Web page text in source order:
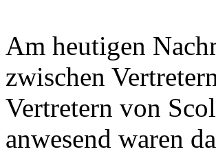
Am heutigen
zwischen
Vertretern von
anwesend waren